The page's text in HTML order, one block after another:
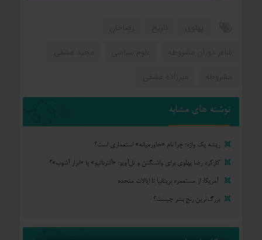
نوشته های مشابه
ریشه یک واژه؛ چرا نام «خاورمیانه» استعماری است؟
کارکرد رضا پهلوی برای واشنگتن و تل‌آویو؛ «آلترناتیو» یا «ابزار آشوب»؟
آمریکا: از مستعمره بریتانیا تا ایالات متحده
بزرگ‌ترین رنج بشر چیست؟